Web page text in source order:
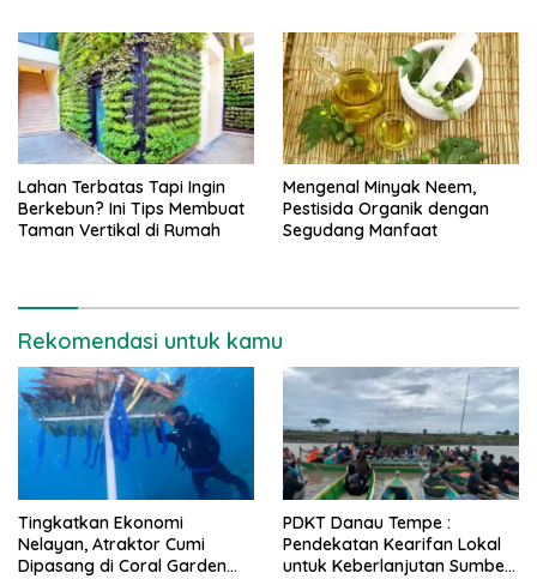
Lahan Terbatas Tapi Ingin
Berkebun? Ini Tips Membuat
Taman Vertikal di Rumah
Mengenal Minyak Neem,
Pestisida Organik dengan
Segudang Manfaat
Rekomendasi untuk kamu
Tingkatkan Ekonomi
Nelayan, Atraktor Cumi
Dipasang di Coral Garden
PDKT Danau Tempe :
Pendekatan Kearifan Lokal
untuk Keberlanjutan Sumber